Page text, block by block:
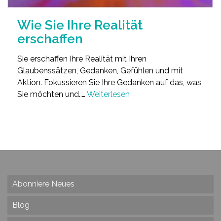
Wie Sie Ihre Realität
erschaffen
Sie erschaffen Ihre Realität mit Ihren
Glaubenssätzen, Gedanken, Gefühlen und mit
Aktion. Fokussieren Sie Ihre Gedanken auf das, was
Sie möchten und..… Weiterlesen
Abonniere Neues
Blog